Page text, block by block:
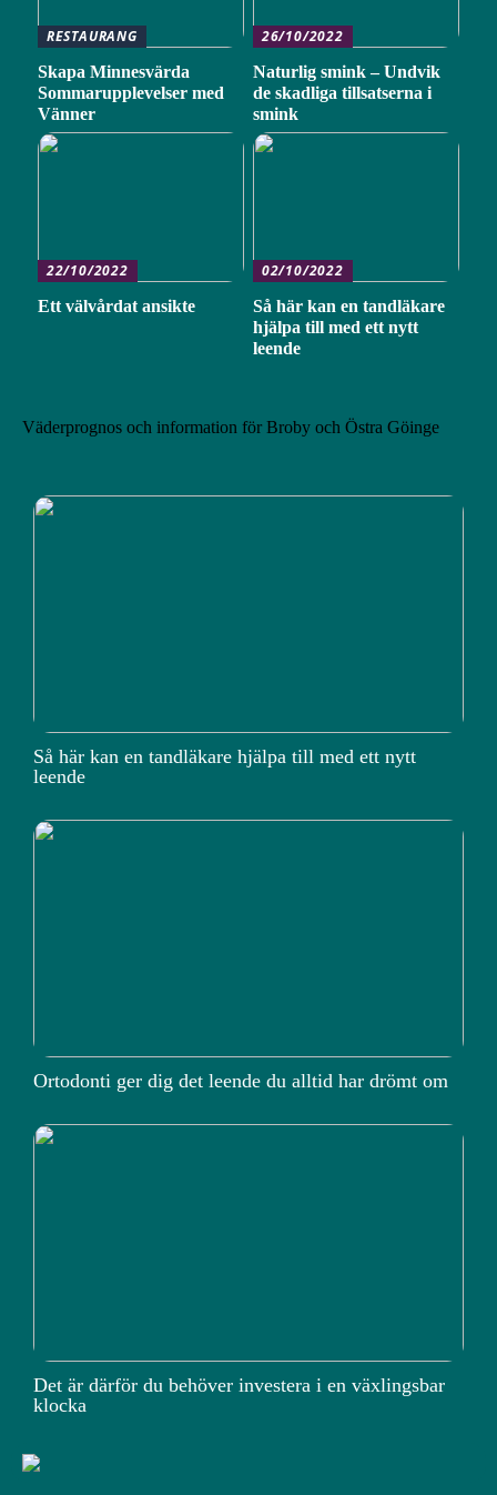
RESTAURANG
Skapa Minnesvärda
Sommarupplevelser med
Vänner
26/10/2022
Naturlig smink – Undvik
de skadliga tillsatserna i
smink
22/10/2022
Ett välvårdat ansikte
02/10/2022
Så här kan en tandläkare
hjälpa till med ett nytt
leende
Väderprognos och information för Broby och Östra Göinge
Så här kan en tandläkare hjälpa till med ett nytt
leende
Ortodonti ger dig det leende du alltid har drömt om
Det är därför du behöver investera i en växlingsbar
klocka